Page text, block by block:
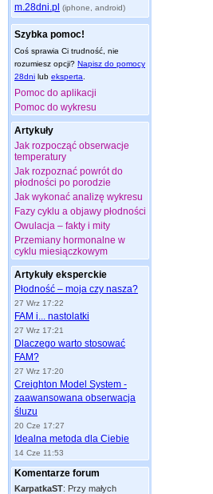
m.28dni.pl (iphone, android)
Szybka pomoc!
Coś sprawia Ci trudność, nie
rozumiesz opcji? Napisz do pomocy
28dni lub eksperta
Pomoc do aplikacji
Pomoc do wykresu
Artykuły
Jak rozpocząć obserwacje
temperatury
Jak rozpoznać powrót do
płodności po porodzie
Jak wykonać analizę wykresu
Fazy cyklu a objawy płodności
Owulacja – fakty i mity
Przemiany hormonalne w
cyklu miesiączkowym
Artykuły eksperckie
Płodność – moja czy nasza?
27 Wrz 17:22
FAM i... nastolatki
27 Wrz 17:21
Dlaczego warto stosować
FAM?
27 Wrz 17:20
Creighton Model System -
zaawansowana obserwacja
śluzu
20 Cze 17:27
Idealna metoda dla Ciebie
14 Cze 11:53
Komentarze forum
KarpatkaST: Przy małych